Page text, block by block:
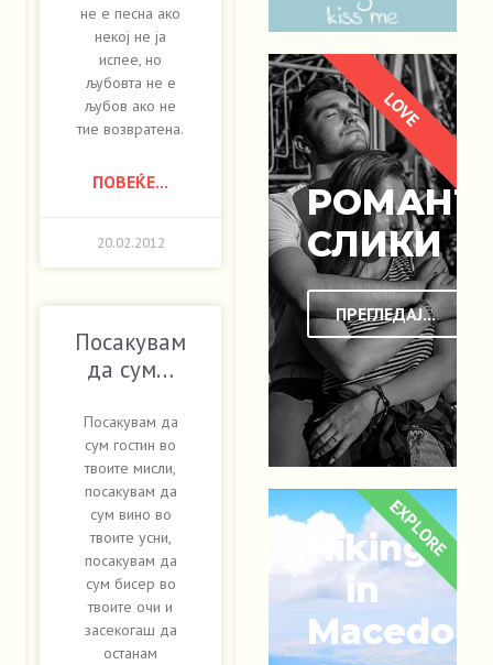
не е песна ако
некој не ја
испее, но
љубовта не е
љубов ако не
тие возвратена.
ПОВЕЌЕ...
20.02.2012
Посакувам
да сум…
Посакувам да
сум гостин во
твоите мисли,
посакувам да
сум вино во
твоите усни,
посакувам да
сум бисер во
твоите очи и
засекогаш да
останам
СЛИКИ
ПРЕГЛЕДАЈ...
LOVE
Hiking
in
EXPLORE